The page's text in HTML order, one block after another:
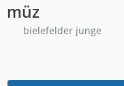
müz
bielefelder junge